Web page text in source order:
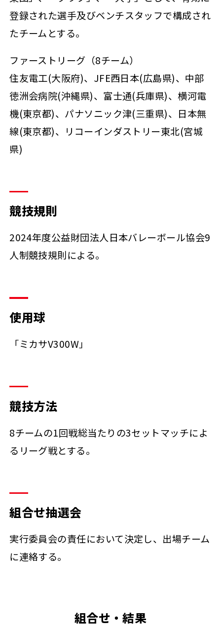
登録された選手及びベンチスタッフで構成され
たチームとする。
ファーストリーグ（8チーム）
住友電工(大阪府)、JFE西日本(広島県)、中部
徳洲会病院(沖縄県)、富士通(兵庫県)、横河電
機(東京都)、パナソニック津(三重県)、日本無
線(東京都)、リコーインダストリー東北(宮城
県)
競技規則
2024年度公益財団法人日本バレーボール協会9
人制競技規則による。
使用球
「ミカサV300W」
競技方法
8チームの1回戦総当たりの3セットマッチによ
るリーグ戦とする。
組合せ抽選会
実行委員会の責任において決定し、出場チーム
に連絡する。
組合せ・結果